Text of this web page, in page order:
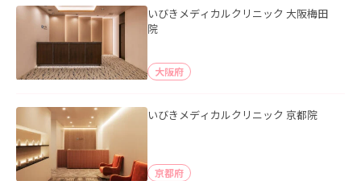
いびきメディカルクリニック 大阪梅田
院
大阪府
いびきメディカルクリニック 京都院
京都府